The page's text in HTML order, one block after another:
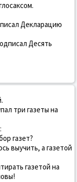
Декларацию
Десять
три газеты на
газет?
выучить, а газетой
газетой на